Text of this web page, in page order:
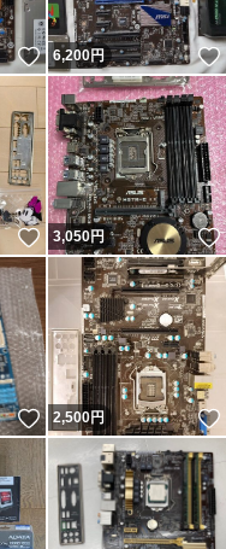
いいね！
6,200円
いいね！
3,050円
いいね！
2,500円